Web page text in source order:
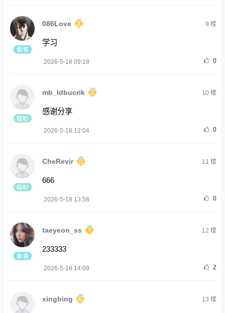
086Love 9 楼
学习
2026-5-18 09:18 0
mb_ldbucrik 10楼
感谢分享
2026-5-18 12:04 0
CheRevir 11 楼
666
2026-5-18 13:58 0
taeyeon_ss 12 楼
233333
2026-5-18 14:09 2
xingbing 13 楼